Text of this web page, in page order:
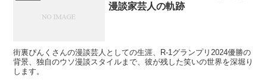
漫談家芸人の軌跡
街裏ぴんくさんの漫談芸人としての生涯、R-1グランプリ2024優勝の
背景、独自のウソ漫談スタイルまで、彼が残した笑いの世界を深堀り
します。